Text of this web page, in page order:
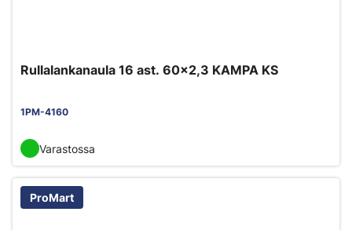
Rullalankanaula 16 ast. 60x2,3 KAMPA KS
1PM-4160
Varastossa
ProMart